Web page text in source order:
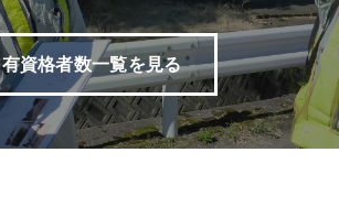
有資格者数一覧を見る